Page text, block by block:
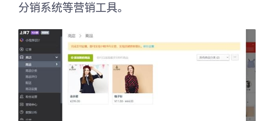
分销系统等营销工具。